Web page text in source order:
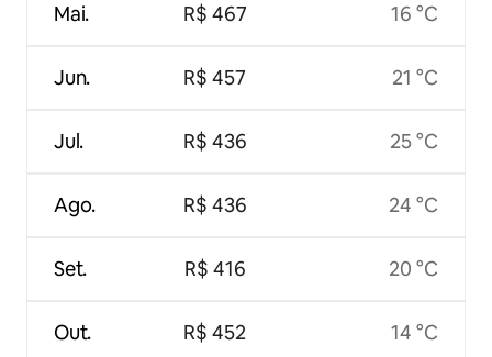
Mai.
Jun.
Jul.
Ago.
Set.
Out.
R$ 467
R$ 457
R$ 436
R$ 436
R$ 416
R$ 452
16 °C
21 °C
25 °C
24 °C
20 °C
14 °C